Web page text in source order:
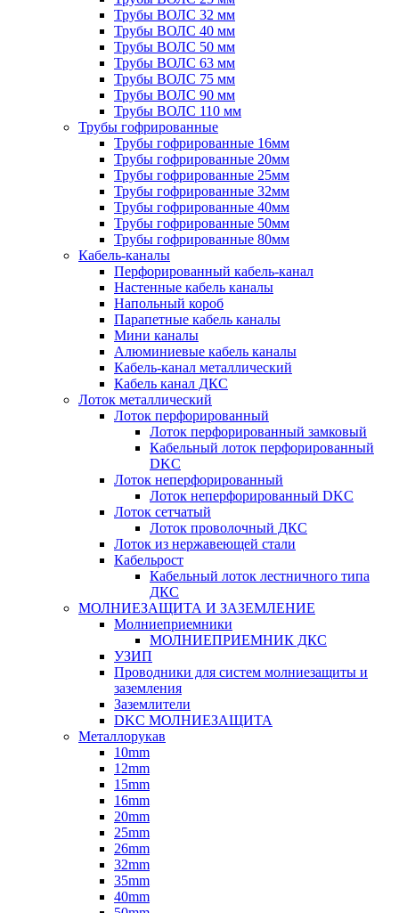
Трубы ВОЛС 32 мм
Трубы ВОЛС 40 мм
Трубы ВОЛС 50 мм
Трубы ВОЛС 63 мм
Трубы ВОЛС 75 мм
Трубы ВОЛС 90 мм
Трубы ВОЛС 110 мм
Трубы гофрированные
Трубы гофрированные 16мм
Трубы гофрированные 20мм
Трубы гофрированные 25мм
Трубы гофрированные 32мм
Трубы гофрированные 40мм
Трубы гофрированные 50мм
Трубы гофрированные 80мм
Кабель-каналы
Перфорированный кабель-канал
Настенные кабель каналы
Напольный короб
Парапетные кабель каналы
Мини каналы
Алюминиевые кабель каналы
Кабель-канал металлический
Кабель канал ДКС
Лоток металлический
Лоток перфорированный
Лоток перфорированный замковый
Кабельный лоток перфорированный
DKC
Лоток неперфорированный
Лоток неперфорированный DKC
Лоток сетчатый
Лоток проволочный ДКС
Лоток из нержавеющей стали
Кабельрост
Кабельный лоток лестничного типа
ДКС
МОЛНИЕЗАЩИТА И ЗАЗЕМЛЕНИЕ
Молниеприемники
МОЛНИЕПРИЕМНИК ДКС
УЗИП
Проводники для систем молниезащиты и
заземления
Заземлители
DKC МОЛНИЕЗАЩИТА
Металлорукав
10mm
12mm
15mm
16mm
20mm
25mm
26mm
32mm
35mm
40mm